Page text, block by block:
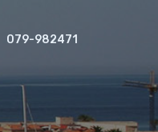
079-982471